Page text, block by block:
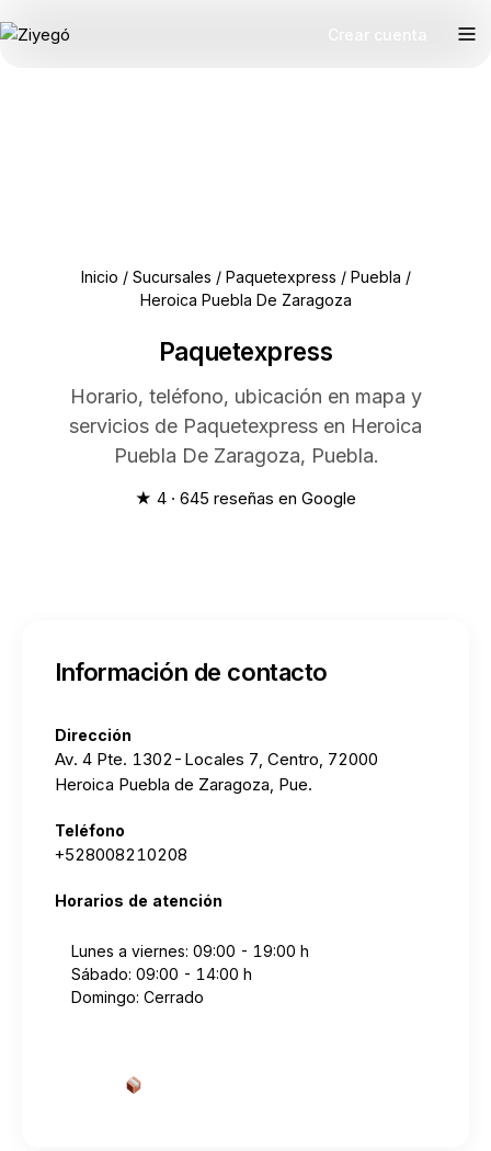
Inicio / Sucursales / Paquetexpress / Puebla /
Heroica Puebla De Zaragoza
Paquetexpress
Horario, teléfono, ubicación en mapa y
servicios de Paquetexpress en Heroica
Puebla De Zaragoza, Puebla.
★ 4 · 645 reseñas en Google
Información de contacto
Dirección
Av. 4 Pte. 1302-Locales 7, Centro, 72000
Heroica Puebla de Zaragoza, Pue.
Teléfono
+528008210208
Horarios de atención
Lunes a viernes: 09:00 - 19:00 h
Sábado: 09:00 - 14:00 h
Domingo: Cerrado